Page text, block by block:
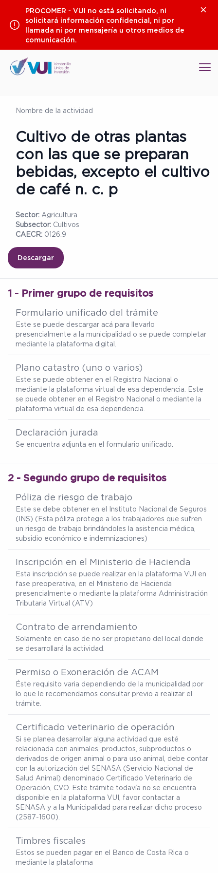
contenido
PROCOMER - VUI no está solicitando, ni
solicitará información confidencial, ni por
llamada ni por mensajería u otros medios de
comunicación.
Nombre de la actividad
Cultivo de otras plantas
con las que se preparan
bebidas, excepto el cultivo
de café n. c. p
Sector: Agricultura
Subsector: Cultivos
CAECR: 0126.9
Descargar
1 - Primer grupo de requisitos
Formulario unificado del trámite
Este se puede descargar acá para llevarlo
presencialmente a la municipalidad o se puede completar
mediante la plataforma digital.
Plano catastro (uno o varios)
Este se puede obtener en el Registro Nacional o
mediante la plataforma virtual de esa dependencia. Este
se puede obtener en el Registro Nacional o mediante la
plataforma virtual de esa dependencia.
Declaración jurada
Se encuentra adjunta en el formulario unificado.
2 - Segundo grupo de requisitos
Póliza de riesgo de trabajo
Este se debe obtener en el Instituto Nacional de Seguros
(INS) (Esta póliza protege a los trabajadores que sufren
un riesgo de trabajo brindándoles la asistencia médica,
subsidio económico e indemnizaciones)
Inscripción en el Ministerio de Hacienda
Esta inscripción se puede realizar en la plataforma VUI en
fase preoperativa, en el Ministerio de Hacienda
presencialmente o mediante la plataforma Administración
Tributaria Virtual (ATV)
Contrato de arrendamiento
Solamente en caso de no ser propietario del local donde
se desarrollará la actividad.
Permiso o Exoneración de ACAM
Éste requisito varia dependiendo de la municipalidad por
lo que le recomendamos consultar previo a realizar el
trámite.
Certificado veterinario de operación
Si se planea desarrollar alguna actividad que esté
relacionada con animales, productos, subproductos o
derivados de origen animal o para uso animal, debe contar
con la autorización del SENASA (Servicio Nacional de
Salud Animal) denominado Certificado Veterinario de
Operación, CVO. Este trámite todavía no se encuentra
disponible en la plataforma VUI, favor contactar a
SENASA y a la Municipalidad para realizar dicho proceso
(2587-1600).
Timbres fiscales
Estos se pueden pagar en el Banco de Costa Rica o
mediante la plataforma